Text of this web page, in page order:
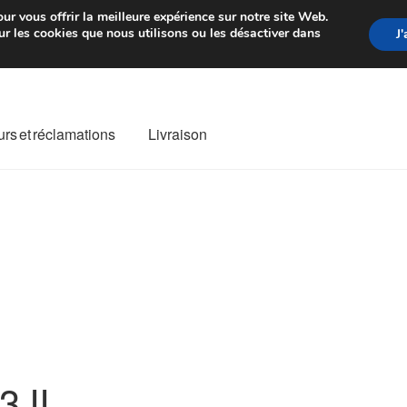
de 7 EUR Du lundi au
et réclamations Livraison
vous offrir la meilleure expérience sur notre site Web.
les cookies que nous utilisons ou les désactiver dans